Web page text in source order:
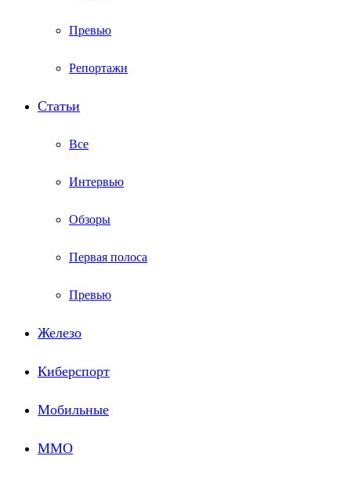
Превью
Репортажи
Статьи
Все
Интервью
Обзоры
Первая полоса
Превью
Железо
Киберспорт
Мобильные
ММО